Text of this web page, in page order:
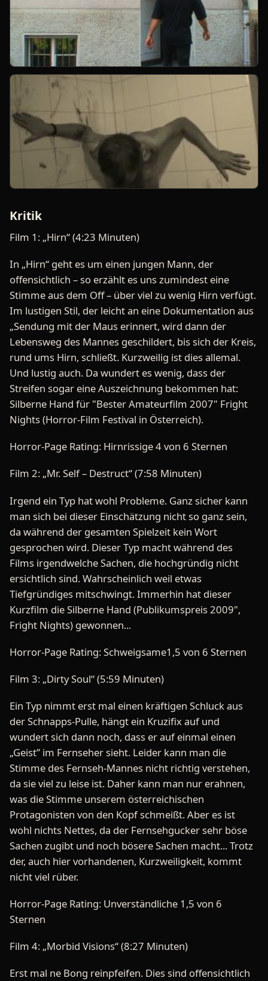
Kritik
Film 1: „Hirn“ (4:23 Minuten)
In „Hirn“ geht es um einen jungen Mann, der
offensichtlich – so erzählt es uns zumindest eine
Stimme aus dem Off – über viel zu wenig Hirn verfügt.
Im lustigen Stil, der leicht an eine Dokumentation aus
„Sendung mit der Maus erinnert, wird dann der
Lebensweg des Mannes geschildert, bis sich der Kreis,
rund ums Hirn, schließt. Kurzweilig ist dies allemal.
Und lustig auch. Da wundert es wenig, dass der
Streifen sogar eine Auszeichnung bekommen hat:
Silberne Hand für "Bester Amateurfilm 2007" Fright
Nights (Horror-Film Festival in Österreich).
Horror-Page Rating: Hirnrissige 4 von 6 Sternen
Film 2: „Mr. Self – Destruct“ (7:58 Minuten)
Irgend ein Typ hat wohl Probleme. Ganz sicher kann
man sich bei dieser Einschätzung nicht so ganz sein,
da während der gesamten Spielzeit kein Wort
gesprochen wird. Dieser Typ macht während des
Films irgendwelche Sachen, die hochgründig nicht
ersichtlich sind. Wahrscheinlich weil etwas
Tiefgründiges mitschwingt. Immerhin hat dieser
Kurzfilm die Silberne Hand (Publikumspreis 2009",
Fright Nights) gewonnen...
Horror-Page Rating: Schweigsame1,5 von 6 Sternen
Film 3: „Dirty Soul“ (5:59 Minuten)
Ein Typ nimmt erst mal einen kräftigen Schluck aus
der Schnapps-Pulle, hängt ein Kruzifix auf und
wundert sich dann noch, dass er auf einmal einen
„Geist” im Fernseher sieht. Leider kann man die
Stimme des Fernseh-Mannes nicht richtig verstehen,
da sie viel zu leise ist. Daher kann man nur erahnen,
was die Stimme unserem österreichischen
Protagonisten von den Kopf schmeißt. Aber es ist
wohl nichts Nettes, da der Fernsehgucker sehr böse
Sachen zugibt und noch bösere Sachen macht... Trotz
der, auch hier vorhandenen, Kurzweiligkeit, kommt
nicht viel rüber.
Horror-Page Rating: Unverständliche 1,5 von 6
Sternen
Film 4: „Morbid Visions“ (8:27 Minuten)
Erst mal ne Bong reinpfeifen. Dies sind offensichtlich